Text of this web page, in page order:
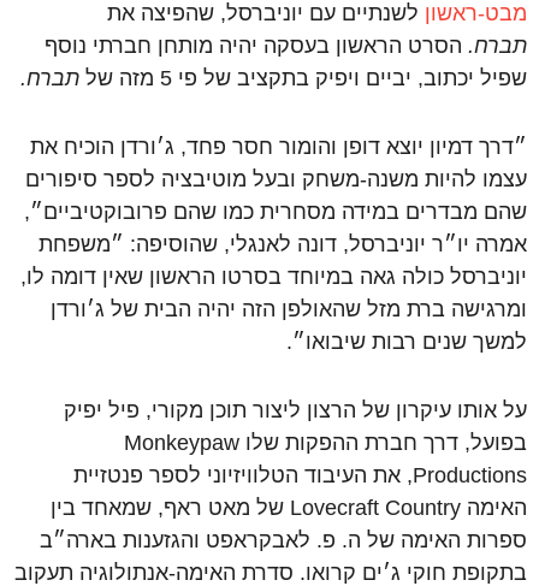
מבט-ראשון לשנתיים עם יוניברסל, שהפיצה את
תברח. הסרט הראשון בעסקה יהיה מותחן חברתי נוסף
שפיל יכתוב, יביים ויפיק בתקציב של פי 5 מזה של
תברח.
״דרך דמיון יוצא דופן והומור חסר פחד, ג׳ורדן הוכיח את
עצמו להיות משנה-משחק ובעל מוטיבציה לספר סיפורים
שהם מבדרים במידה מסחרית כמו שהם פרובוקטיביים״,
אמרה יו״ר יוניברסל, דונה לאנגלי, שהוסיפה: ״משפחת
יוניברסל כולה גאה במיוחד בסרטו הראשון שאין דומה לו,
ומרגישה ברת מזל שהאולפן הזה יהיה הבית של ג׳ורדן
למשך שנים רבות שיבואו״.
על אותו עיקרון של הרצון ליצור תוכן מקורי, פיל יפיק
בפועל, דרך חברת ההפקות שלו Monkeypaw
Productions, את העיבוד הטלוויזיוני לספר פנטזיית
האימה Lovecraft Country של מאט ראף, שמאחד בין
ספרות האימה של ה. פ. לאבקראפט והגזענות בארה״ב
בתקופת חוקי ג׳ים קרואו. סדרת האימה-אנתולוגיה תעקוב